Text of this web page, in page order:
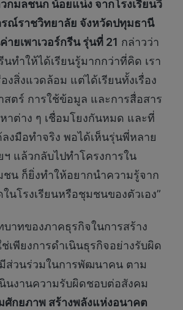
กมลชนก น้อยแน่ง จากโรงเรียนวิ
ณ์ราชวิทยาลัย จังหวัดปทุมธานี
ายเพาเวอร์กรีน รุ่นที่ 21 กล่าวว่า
นทำให้ได้เรียนรู้มากกว่าที่คิด เรา
งสิ่งแวดล้อม แต่ได้เรียนทั้งเรื่อง
ตร์ การใช้ข้อมูล และการสื่อสาร
าต่าง ๆ เชื่อมโยงกันหมด และที่
งมือทำจริง พอได้เห็นรุ่นพี่หลาย
ฯ แล้วกลับไปทำโครงการใน
ชน ก็ยิ่งทำให้อยากนำความรู้จาก
นโรงเรียนหรือชุมชนของตัวเอง”
บาทของภาคธุรกิจในการสร้าง
เพียงการดำเนินธุรกิจอย่างรับผิด
ส่วนร่วมในการพัฒนาคน ตาม
นงานความรับผิดชอบต่อสังคม
ศักยภาพ สร้างพลังแห่งอนาคต